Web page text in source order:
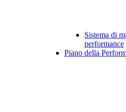
Sistema di
performance
Piano della